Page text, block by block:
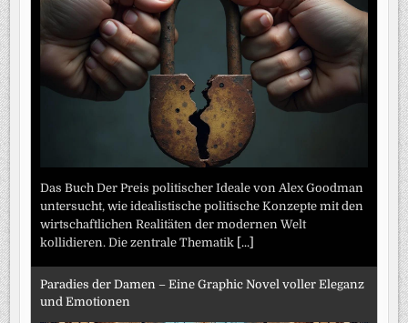
Das Buch Der Preis politischer Ideale von Alex Goodman
untersucht, wie idealistische politische Konzepte mit den
wirtschaftlichen Realitäten der modernen Welt
kollidieren. Die zentrale Thematik [...]
Paradies der Damen – Eine Graphic Novel voller Eleganz
und Emotionen